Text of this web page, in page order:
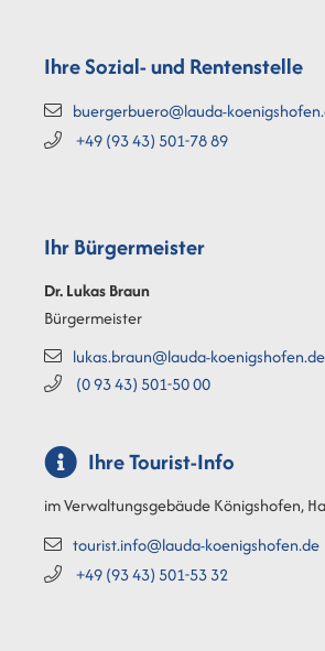
Ihre Sozial- und Rentenstelle
buergerbuero@lauda-
+49 (9343) 501-7889
Ihr Bürgermeister
Dr. LukasBraun
Bürgermeister
lukas.braun@lauda-koenigshofen.de
(09343) 501-5000
Ihre Tourist-Info
im Verwaltungsgebäude Königshofen,
tourist.info@lauda-koenigshofen.de
+49 (9343) 501-5332